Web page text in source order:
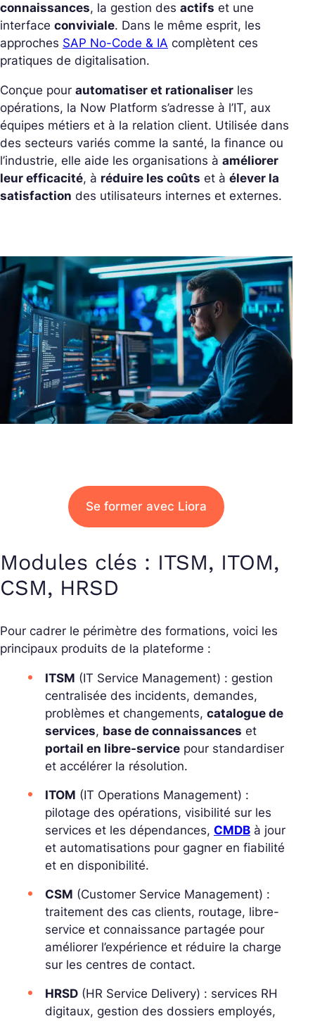
connaissances, la gestion des actifs et une
interface conviviale. Dans le même esprit, les
approches SAP No-Code & IA complètent ces
pratiques de digitalisation.
Conçue pour automatiser et rationaliser les
opérations, la Now Platform s’adresse à l’IT, aux
équipes métiers et à la relation client. Utilisée dans
des secteurs variés comme la santé, la finance ou
l’industrie, elle aide les organisations à améliorer
leur efficacité, à réduire les coûts et à élever la
satisfaction des utilisateurs internes et externes.
Se former avec Liora
Modules clés : ITSM, ITOM,
CSM, HRSD
Pour cadrer le périmètre des formations, voici les
principaux produits de la plateforme :
ITSM (IT Service Management) : gestion
centralisée des incidents, demandes,
problèmes et changements, catalogue de
services, base de connaissances et
portail en libre-service pour standardiser
et accélérer la résolution.
ITOM (IT Operations Management) :
pilotage des opérations, visibilité sur les
services et les dépendances, CMDB à jour
et automatisations pour gagner en fiabilité
et en disponibilité.
CSM (Customer Service Management) :
traitement des cas clients, routage, libre-
service et connaissance partagée pour
améliorer l’expérience et réduire la charge
sur les centres de contact.
HRSD (HR Service Delivery) : services RH
digitaux, gestion des dossiers employés,